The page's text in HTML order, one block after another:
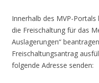
Innerhalb des MVP-
die Freischaltung für das
Auslagerungen“
Freischaltungsantrag
folgende Adresse senden: